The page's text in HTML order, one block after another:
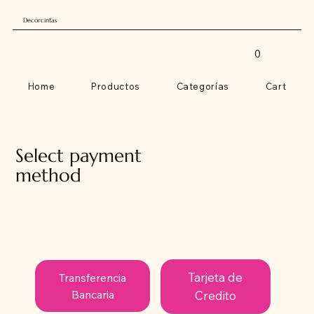
Decorcintas
Home Productos Categorías Cart
0
Select payment
method
Transferencia
Bancaria
Tarjeta de
Credito